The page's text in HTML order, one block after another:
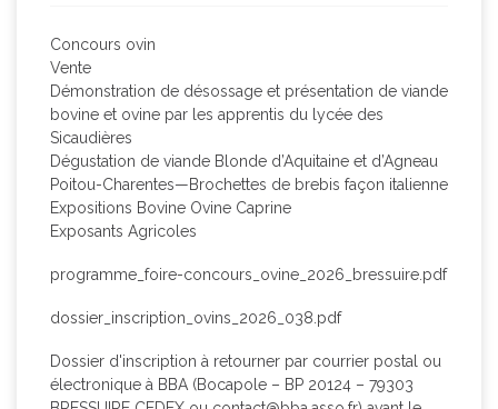
Concours ovin
Vente
Démonstration de désossage et présentation de viande
bovine et ovine par les apprentis du lycée des
Sicaudières
Dégustation de viande Blonde d’Aquitaine et d’Agneau
Poitou-Charentes—Brochettes de brebis façon italienne
Expositions Bovine Ovine Caprine
Exposants Agricoles
programme_foire-concours_ovine_2026_bressuire.pdf
dossier_inscription_ovins_2026_038.pdf
Dossier d'inscription à retourner par courrier postal ou
électronique à BBA (Bocapole – BP 20124 – 79303